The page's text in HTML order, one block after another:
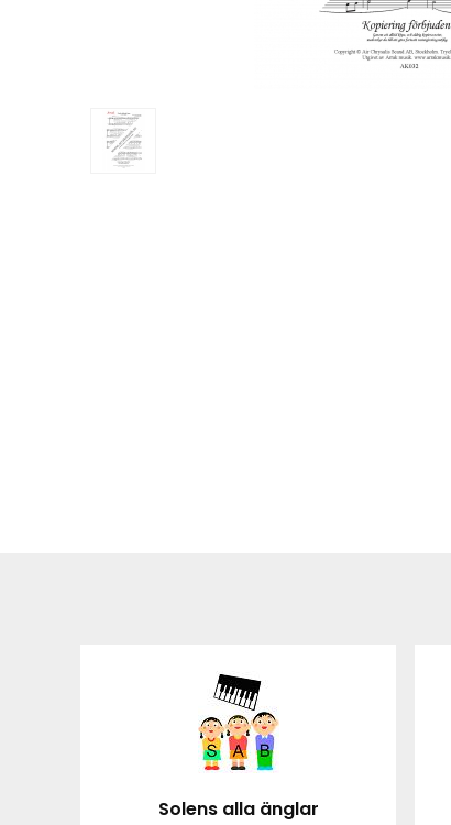
Solens alla änglar